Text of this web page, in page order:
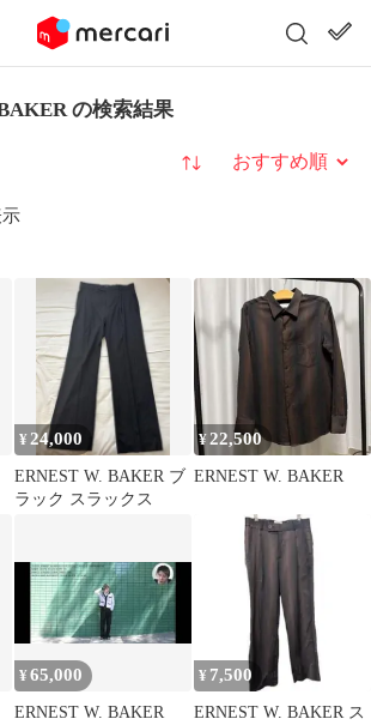
の検索結果
並び替え
¥ 24,000
ERNEST W. BAKER ブ
ラック スラックス
¥22,500
ERNEST W. BAKER
¥65,000
ERNEST W. BAKER
¥ 7,500
ERNEST W. BAKER ス